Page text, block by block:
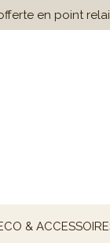
en point
&